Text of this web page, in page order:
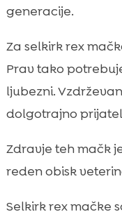
generacije.
Za selkirk rex
Prav tako
ljubezni.
dolgotrajno
Zdravje teh mačk
reden obisk
Selkirk rex mačke